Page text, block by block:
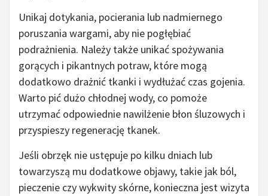
Unikaj dotykania, pocierania lub nadmiernego
poruszania wargami, aby nie pogłębiać
podrażnienia. Należy także unikać spożywania
gorących i pikantnych potraw, które mogą
dodatkowo drażnić tkanki i wydłużać czas gojenia.
Warto pić dużo chłodnej wody, co pomoże
utrzymać odpowiednie nawilżenie błon śluzowych i
przyspieszy regenerację tkanek.
Jeśli obrzęk nie ustępuje po kilku dniach lub
towarzyszą mu dodatkowe objawy, takie jak ból,
pieczenie czy wykwity skórne, konieczna jest wizyta